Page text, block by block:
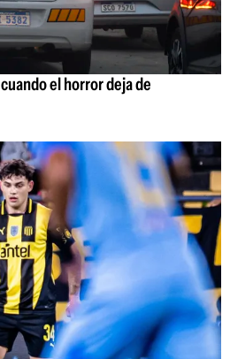
el horror deja de